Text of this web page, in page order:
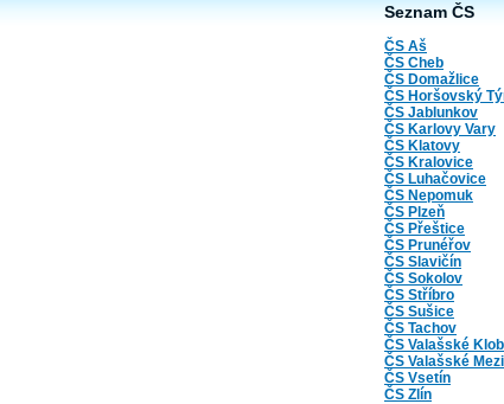
Seznam ČS
ČS Aš
ČS Cheb
ČS Domažlice
ČS Horšovský
ČS Jablunkov
ČS Karlovy Vary
ČS Klatovy
ČS Kralovice
ČS Luhačovice
ČS Nepomuk
ČS Plzeň
ČS Přeštice
ČS Prunéřov
ČS Slavičín
ČS Sokolov
ČS Stříbro
ČS Sušice
ČS Tachov
ČS Valašské
ČS Valašské
ČS Vsetín
ČS Zlín